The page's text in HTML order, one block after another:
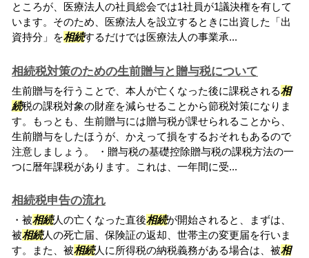
ところが、医療法人の社員総会では1社員が1議決権を有して
います。そのため、医療法人を設立するときに出資した「出
資持分」を相続するだけでは医療法人の事業承...
相続税対策のための生前贈与と贈与税について
生前贈与を行うことで、本人が亡くなった後に課税される相
続税の課税対象の財産を減らせることから節税対策になりま
す。もっとも、生前贈与には贈与税が課せられることから、
生前贈与をしたほうが、かえって損をするおそれもあるので
注意しましょう。 ・贈与税の基礎控除贈与税の課税方法の一
つに暦年課税があります。これは、一年間に受...
相続税申告の流れ
・被相続人の亡くなった直後相続が開始されると、まずは、
被相続人の死亡届、保険証の返却、世帯主の変更届を行いま
す。また、被相続人に所得税の納税義務がある場合は、被相